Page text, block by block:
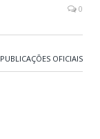
0
PUBLICAÇÕES OFICIAIS